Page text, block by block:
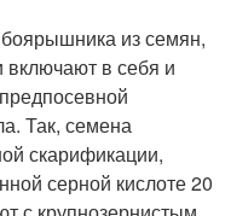
из семян,
в себя и
Так, семена
скарификации,
серной кислоте 20